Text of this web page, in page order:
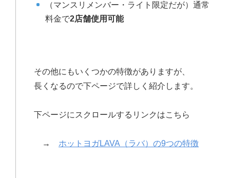
（マンスリメンバー・ライト限定だが）通常
料金で2店舗使用可能
その他にもいくつかの特徴がありますが、
長くなるので下ページで詳しく紹介します。
下ページにスクロールするリンクはこちら
→ ホットヨガLAVA（ラバ）の9つの特徴